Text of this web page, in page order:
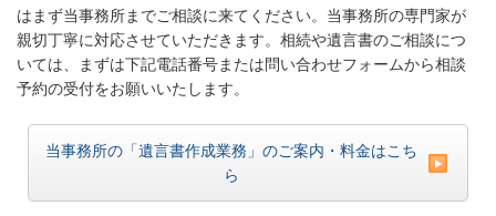
はまず当事務所までご相談に来てください。当事務所の専門家が
親切丁寧に対応させていただきます。相続や遺言書のご相談につ
いては、まずは下記電話番号または問い合わせフォームから相談
予約の受付をお願いいたします。
当事務所の「遺言書作成業務」のご案内・料金はこち
ら